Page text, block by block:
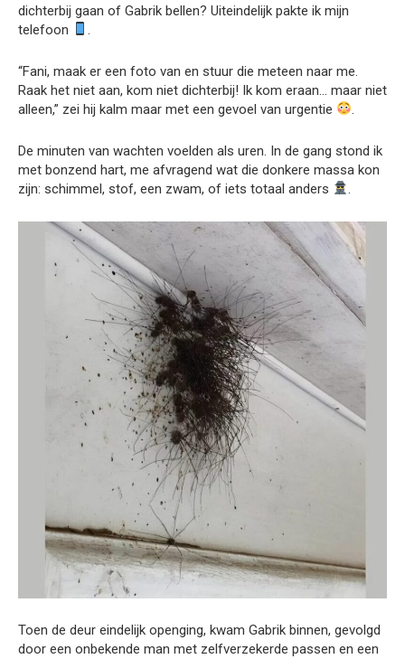
dichterbij gaan of Gabrik bellen? Uiteindelijk pakte ik mijn
telefoon
.
“Fani, maak er een foto van en stuur die meteen naar me.
Raak het niet aan, kom niet dichterbij! Ik kom eraan… maar niet
alleen,” zei hij kalm maar met een gevoel van urgentie
.
De minuten van wachten voelden als uren. In de gang stond ik
met bonzend hart, me afvragend wat die donkere massa kon
zijn: schimmel, stof, een zwam, of iets totaal anders
.
Toen de deur eindelijk openging, kwam Gabrik binnen, gevolgd
door een onbekende man met zelfverzekerde passen en een